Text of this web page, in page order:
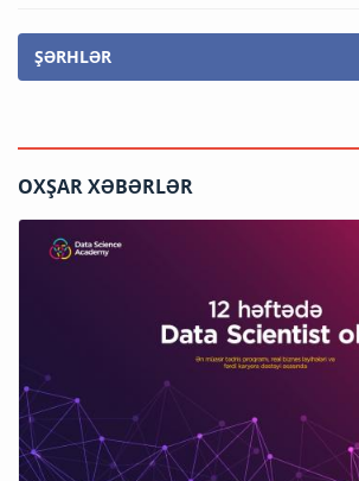
ŞƏRHLƏR
OXŞAR XƏBƏRLƏR